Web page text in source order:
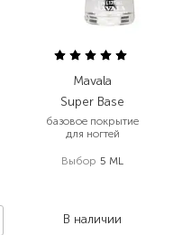
Mavala
Super Base
базовое покрытие
для ногтей
Выбор 5 ML
В наличии